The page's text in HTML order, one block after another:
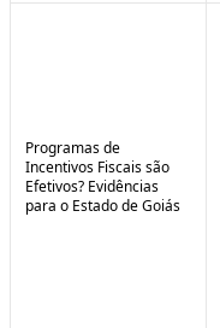
Programas de
Incentivos Fiscais são
Efetivos? Evidências
para o Estado de Goiás